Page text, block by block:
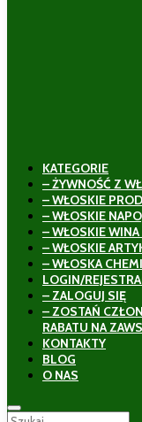
KATEGORIE
– ŻYWNOŚĆ Z
– WŁOSKIE
– WŁOSKIE
– WŁOSKIE
– WŁOSKIE
– WŁOSKA
LOGIN/
– ZALOGUJ SIĘ
– ZOSTAŃ
RABATU NA
KONTAKTY
BLOG
O NAS